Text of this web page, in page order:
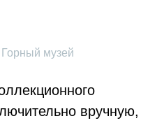
музей
вручную,